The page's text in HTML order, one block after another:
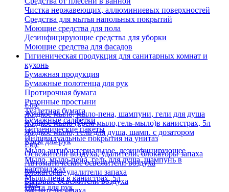
Чистка нержавеющих, аллюминиевых поверхностей
Средства для мытья напольных покрытий
Моющие средства для пола
Дезинфицирующие средства для уборки
Моющие средства для фасадов
Гигиеническая продукция для санитарных комнат и
кухонь
Бумажная продукция
Бумажные полотенца для рук
Протирочная бумага
Рулонные простыни
Туалетная бумага
Бумажные салфетки
Гигиенические пакеты
Индивидуальные покрытия на унитаз
Еще
Жидкое мыло, мыло-пена, шампуни, гели для душа
Жидкое мыло (крем-мыло,гель-мыло)в канистрах, 5л
Жидкое мыло, гель для душа, шамп. с дозатором
Крем для рук
Мыло антибактериальное, дезинфицирующее
Мыло, мыло-пена, гель для душа, шампунь в
картриджах
Мыло-пена в канистрах, 5л
Паста для рук
Еще
Освежители воздуха, удалители, блокаторы запаха
Автоматические освежители воздуха
Блокаторы, удалители запаха
Бытовые освежители воздуха
Удалители запаха
Еще